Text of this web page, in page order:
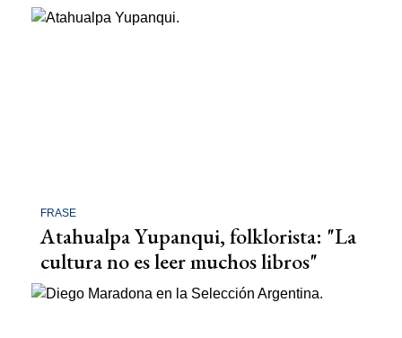
FRASE
Atahualpa Yupanqui, folklorista: "La
cultura no es leer muchos libros"